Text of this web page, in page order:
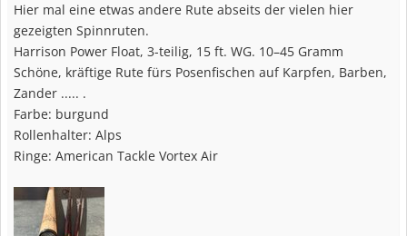
e
n
Hier mal eine etwas andere Rute abseits der vielen hier
gezeigten Spinnruten.
Harrison Power Float, 3-teilig, 15 ft. WG. 10–45 Gramm
Schöne, kräftige Rute fürs Posenfischen auf Karpfen, Barben,
Zander ..... .
Farbe: burgund
Rollenhalter: Alps
Ringe: American Tackle Vortex Air